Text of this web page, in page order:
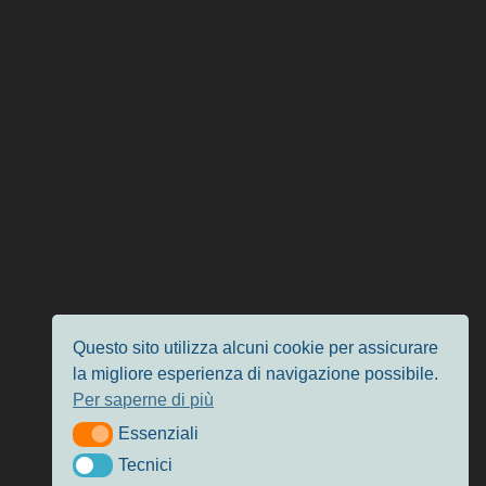
Questo sito utilizza alcuni cookie per assicurare
la migliore esperienza di navigazione possibile.
Per saperne di più
EssenzialiEssenziali
TecniciTecnici